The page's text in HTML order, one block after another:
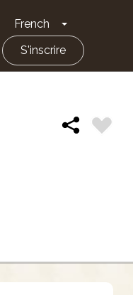
French Toggle
S'inscrire